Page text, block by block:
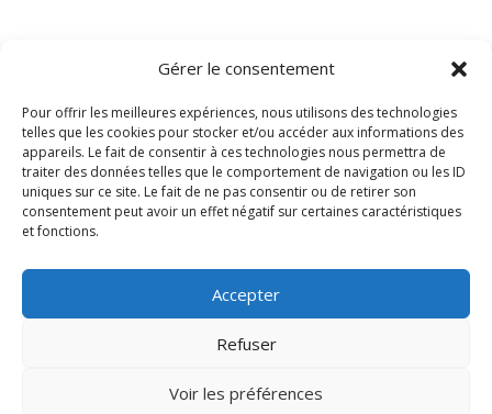
Gérer le consentement
Pour offrir les meilleures expériences, nous utilisons des technologies
telles que les cookies pour stocker et/ou accéder aux informations des
appareils. Le fait de consentir à ces technologies nous permettra de
traiter des données telles que le comportement de navigation ou les ID
uniques sur ce site. Le fait de ne pas consentir ou de retirer son
consentement peut avoir un effet négatif sur certaines caractéristiques
et fonctions.
Accepter
Refuser
Voir les préférences
Articles récents
Bonjour tout le monde !
Commentaires récents
Un commentateur WordPress